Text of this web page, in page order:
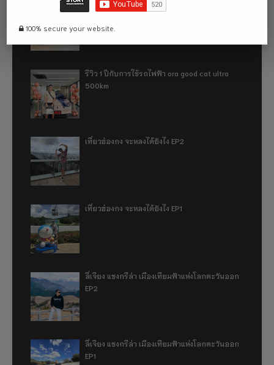
อู่ฮั่น ฉันมา (ทำไม) แล้ว 2024
รีวิว 1 ปีกับการใช้รถไฟฟ้า ora good cat ultra
500km
เที่ยวฮ่องกง จะหลงได้ยังไง EP2
เที่ยวฮ่องกง จะหลงได้ยังไง EP1
ลี่เจียง แชงกรีล่า เมืองเทียมฟ้าแห่งโลกตะวันออก
EP2
ลี่เจียง แชงกรีล่า เมืองเทียมฟ้าแห่งโลกตะวันออก
EP1
100% secure your website.